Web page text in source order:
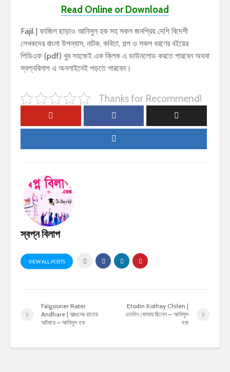
Read Online or Download
Fajil | ফাজিল ছাড়াও আনিসুল হক সহ সকল জনপ্রিয় দেশি বিদেশী
লেখকদের বাংলা উপন্যাস, নাটক, কবিতা, গল্প ও সকল ধরণের বইয়ের
পিডিএফ (pdf) খুব সহজেই এক ক্লিক এ ডাউনলোড করতে পারবেন অথবা
স্বপ্নবিলাপ এ অনলাইনেই পড়তে পারবেন।
Thanks for Recommend!
স্বপ্ন বিলাপ
VIEW ALL POSTS
Falgooner Rater
Andhare | ফাল্গুনের রাতের
আাঁধারে – আনিসুল হক
Etodin Kothay Chilen |
এতদিন কোথায় ছিলেন – আনিসুল
হক